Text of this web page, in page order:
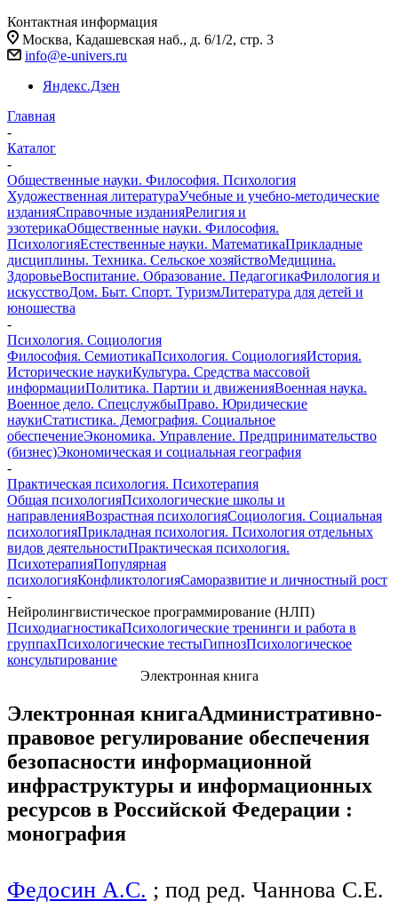
Контактная информация
Москва, Кадашевская наб., д. 6/1/2, стр. 3
info@e-univers.ru
Яндекс.Дзен
Главная
-
Каталог
-
Общественные науки. Философия. Психология
Художественная литератураУчебные и учебно-методические
изданияСправочные изданияРелигия и
эзотерикаОбщественные науки. Философия.
ПсихологияЕстественные науки. МатематикаПрикладные
дисциплины. Техника. Сельское хозяйствоМедицина.
ЗдоровьеВоспитание. Образование. ПедагогикаФилология и
искусствоДом. Быт. Спорт. ТуризмЛитература для детей и
юношества
-
Психология. Социология
Философия. СемиотикаПсихология. СоциологияИстория.
Исторические наукиКультура. Средства массовой
информацииПолитика. Партии и движенияВоенная наука.
Военное дело. СпецслужбыПраво. Юридические
наукиСтатистика. Демография. Социальное
обеспечениеЭкономика. Управление. Предпринимательство
(бизнес)Экономическая и социальная география
-
Практическая психология. Психотерапия
Общая психологияПсихологические школы и
направленияВозрастная психологияСоциология. Социальная
психологияПрикладная психология. Психология отдельных
видов деятельностиПрактическая психология.
ПсихотерапияПопулярная
психологияКонфликтологияСаморазвитие и личностный рост
-
Нейролингвистическое программирование (НЛП)
ПсиходиагностикаПсихологические тренинги и работа в
группахПсихологические тестыГипнозПсихологическое
консультирование
Электронная книга
Электронная книгаАдминистративно-
правовое регулирование обеспечения
безопасности информационной
инфраструктуры и информационных
ресурсов в Российской Федерации :
монография
Федосин А.С. ; под ред. Чаннова С.Е.